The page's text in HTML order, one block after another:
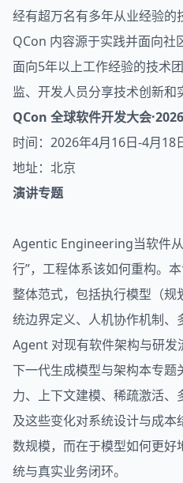
经有超万名有多年从业经验的
QCon 内容源于实践并面向社
面向5年以上工作经验的技术团
监、开发人员分享技术创新和
QCon 全球软件开发大会
时间：2026年4月16日-4月18
地址：北京
演讲专题
Agentic Engineering当软件从
行”，工程体系该如何重构。
整体范式，包括执行模型（
统边界定义、人机协作机制
Agent 对现有软件架构与研发
下一代生成模型与架构本专
力、上下文建模、稀疏激活
及这些变化对系统设计与成
数规模，而在于模型如何更
统与真实业务闭环。